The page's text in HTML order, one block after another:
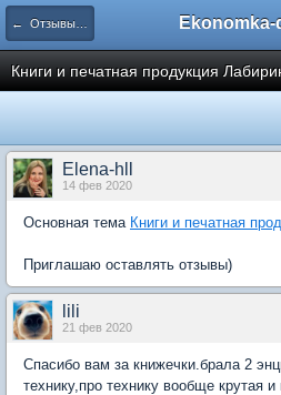
← Отзывы участников Ekonomka-
Книги и печатная продукция
Elena-hll
14 фев 2020
Основная тема Книги и печатная
Приглашаю оставлять отзывы)
lili
21 фев 2020
Спасибо вам за книжечки.брала 2
технику,про технику вообще крутая